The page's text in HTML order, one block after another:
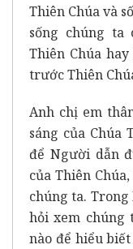
Thiên Chúa và
sống chúng
Thiên Chúa
trước Thiên
Anh chị em
sáng của Chúa
để Người dẫn
của Thiên
chúng ta.
hỏi xem chúng
nào để hiểu